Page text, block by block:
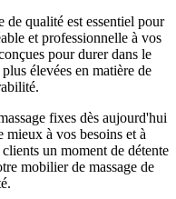
de qualité est essentiel pour
et professionnelle à vos
pour durer dans le
élevées en matière de
fixes dès aujourd'hui
mieux à vos besoins et à
un moment de détente
mobilier de massage de